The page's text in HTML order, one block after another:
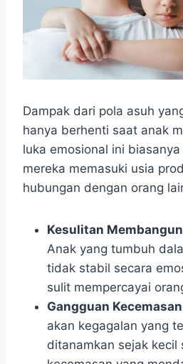
Dampak dari pola asuh
hanya berhenti saat anak
luka emosional ini
mereka memasuki usia
hubungan dengan orang
Kesulitan
Anak yang tumbuh
tidak stabil secara
sulit mempercayai
Gangguan
akan kegagalan yang
ditanamkan sejak kecil